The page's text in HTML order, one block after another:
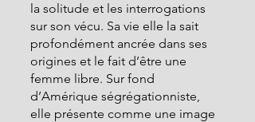
la solitude et les interrogations
sur son vécu. Sa vie elle la sait
profondément ancrée dans ses
origines et le fait d’être une
femme libre. Sur fond
d’Amérique ségrégationniste,
elle présente comme une image